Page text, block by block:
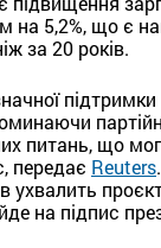
на 5,2%, що є
за 20 років.
питань, що
передає Reuters
ухвалить
на підпис